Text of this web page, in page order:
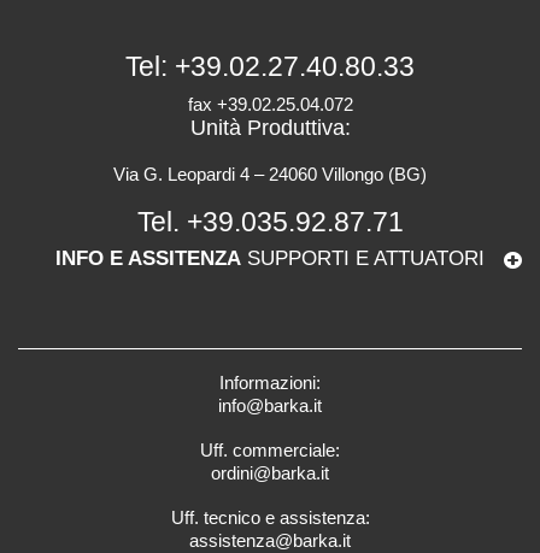
Tel: +39.02.27.40.80.33
fax +39.02.25.04.072
Unità Produttiva:
Via G. Leopardi 4 – 24060 Villongo (BG)
Tel. +39.035.92.87.71
INFO E ASSITENZA SUPPORTI E ATTUATORI
Informazioni:
info@barka.it
Uff. commerciale:
ordini@barka.it
Uff. tecnico e assistenza:
assistenza@barka.it